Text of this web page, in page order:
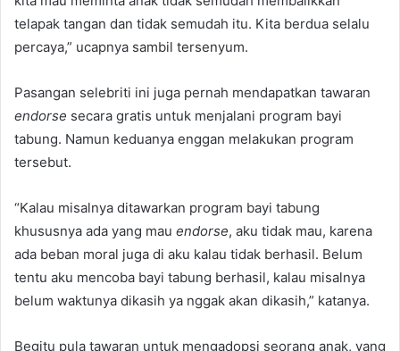
telapak tangan dan tidak semudah itu. Kita berdua selalu
percaya,” ucapnya sambil tersenyum.
Pasangan selebriti ini juga pernah mendapatkan tawaran
endorse secara gratis untuk menjalani program bayi
tabung. Namun keduanya enggan melakukan program
tersebut.
“Kalau misalnya ditawarkan program bayi tabung
khususnya ada yang mau endorse, aku tidak mau, karena
ada beban moral juga di aku kalau tidak berhasil. Belum
tentu aku mencoba bayi tabung berhasil, kalau misalnya
belum waktunya dikasih ya nggak akan dikasih,” katanya.
Begitu pula tawaran untuk mengadopsi seorang anak, yang